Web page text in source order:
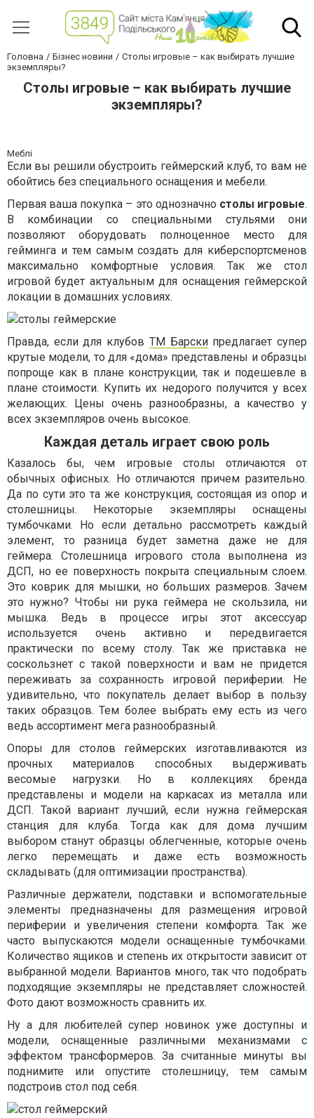
Головна Бізнес новини
Столы игровые – как выбирать лучшие
экземпляры?
Столы игровые – как выбирать лучшие
экземпляры?
Меблі
Если вы решили обустроить геймерский клуб, то вам не
обойтись без специального оснащения и мебели.
Первая ваша покупка – это однозначно столы игровые.
В комбинации со специальными стульями они
позволяют оборудовать полноценное место для
гейминга и тем самым создать для киберспортсменов
максимально комфортные условия. Так же стол
игровой будет актуальным для оснащения геймерской
локации в домашних условиях.
Правда, если для клубов ТМ Барскипредлагает супер
крутые модели, то для «дома» представлены и образцы
попроще как в плане конструкции, так и подешевле в
плане стоимости. Купить их недорого получится у всех
желающих. Цены очень разнообразны, а качество у
всех экземпляров очень высокое.
Каждая деталь играет свою роль
Казалось бы, чем игровые столы отличаются от
обычных офисных. Но отличаются причем разительно.
Да по сути это та же конструкция, состоящая из опор и
столешницы. Некоторые экземпляры оснащены
тумбочками. Но если детально рассмотреть каждый
элемент, то разница будет заметна даже не для
геймера. Столешница игрового стола выполнена из
ДСП, но ее поверхность покрыта специальным слоем.
Это коврик для мышки, но больших размеров. Зачем
это нужно? Чтобы ни рука геймера не скользила, ни
мышка. Ведь в процессе игры этот аксессуар
используется очень активно и передвигается
практически по всему столу. Так же приставка не
соскользнет с такой поверхности и вам не придется
переживать за сохранность игровой периферии. Не
удивительно, что покупатель делает выбор в пользу
таких образцов. Тем более выбрать ему есть из чего
ведь ассортимент мега разнообразный.
Опоры для столов геймерских изготавливаются из
прочных материалов способных выдерживать
весомые нагрузки. Но в коллекциях бренда
представлены и модели на каркасах из металла или
ДСП. Такой вариант лучший, если нужна геймерская
станция для клуба. Тогда как для дома лучшим
выбором станут образцы облегченные, которые очень
легко перемещать и даже есть возможность
складывать (для оптимизации пространства).
Различные держатели, подставки и вспомогательные
элементы предназначены для размещения игровой
периферии и увеличения степени комфорта. Так же
часто выпускаются модели оснащенные тумбочками.
Количество ящиков и степень их открытости зависит от
выбранной модели. Вариантов много, так что подобрать
подходящие экземпляры не представляет сложностей.
Фото дают возможность сравнить их.
Ну а для любителей супер новинок уже доступны и
модели, оснащенные различными механизмами с
эффектом трансформеров. За считанные минуты вы
поднимите или опустите столешницу, тем самым
подстроив стол под себя.